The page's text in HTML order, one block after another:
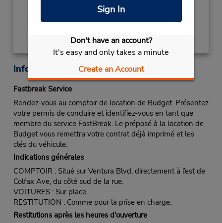
Sign In
Don't have an account?
It's easy and only takes a minute
Create an Account
Obtenir un itinéraire
Informations sur la succursale
Fastbreak Service
Rendez-vous au comptoir de location de Budget. Présentez
votre permis de conduire et identifiez-vous en tant que
membre du service FastBreak. Le préposé à la location de
Budget vous remettra votre contrat déjà imprimé et les
clés du véhicule.
Indications générales
COMPTOIR : Situé sur Ventura Blvd, directement à l’est de
Colfax Ave, du côté sud de la rue.
VOITURES : Sur place.
RESTITUTION : Comme pour la prise en charge.
Restitutions après les heures d'ouverture